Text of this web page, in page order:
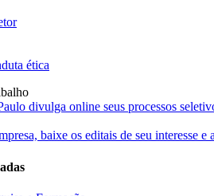
ética
divulga online seus processos
baixe os editais de seu interesse